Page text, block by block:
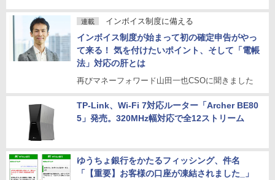
連載 インボイス制度に備える
インボイス制度が始まって初の確定申告がやっ
て来る！ 気を付けたいポイント、そして「電帳
法」対応の肝とは
再びマネーフォワード山田一也CSOに聞きました
TP-Link、Wi-Fi 7対応ルーター「Archer BE80
5」発売。320MHz幅対応で全12ストリーム
ゆうちょ銀行をかたるフィッシング、件名
「【重要】お客様の口座が凍結されました_」